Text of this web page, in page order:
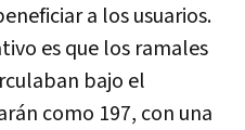
a los usuarios.
es que los ramales
bajo el
como 197, con una